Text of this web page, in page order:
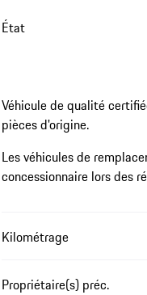
État
Véhicule de qualité
pièces d'origine.
Les véhicules de
concessionnaire lors des
Kilométrage
Propriétaire(s) préc.